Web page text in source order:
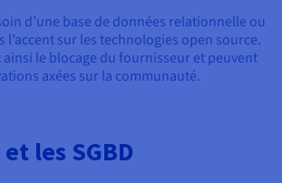
d’une base de données relationnelle ou
sur les technologies open source.
le blocage du fournisseur et peuvent
axées sur la communauté.
les SGBD